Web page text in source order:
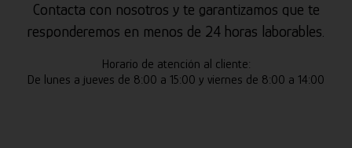
Contacta con nosotros y te garantizamos que te
responderemos en menos de 24 horas laborables.
Horario de atención al cliente:
De lunes a jueves de 8:00 a 15:00 y viernes de 8:00 a 14:00